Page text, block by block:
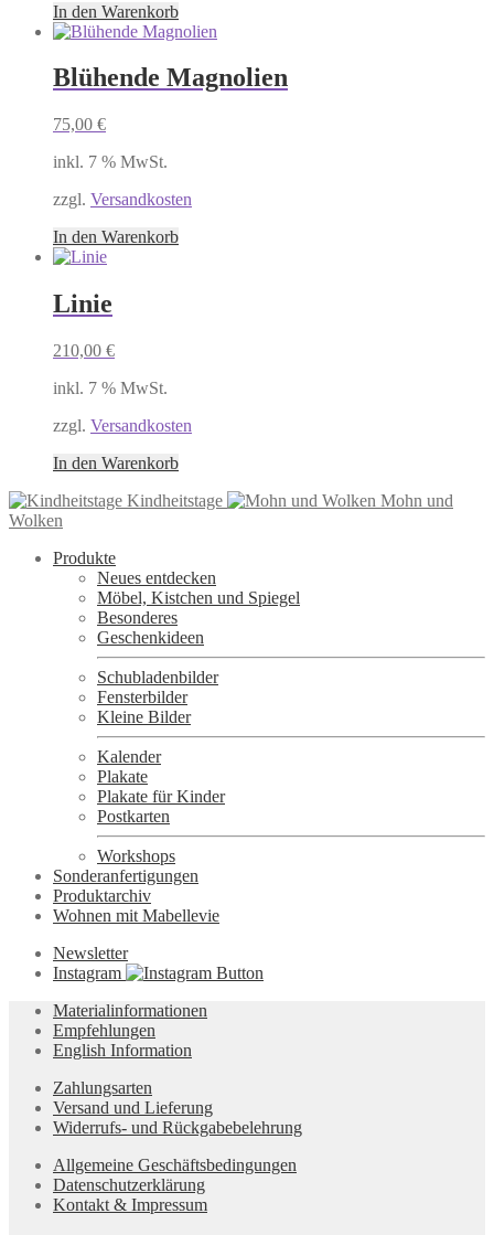
In den Warenkorb
Blühende Magnolien
75,00 €
inkl. 7 % MwSt.
zzgl. Versandkosten
In den Warenkorb
Linie
210,00 €
inkl. 7 % MwSt.
zzgl. Versandkosten
In den Warenkorb
Kindheitstage
Mohn und
Wolken
Produkte
Neues entdecken
Möbel, Kistchen und Spiegel
Besonderes
Geschenkideen
Schubladenbilder
Fensterbilder
Kleine Bilder
Kalender
Plakate
Plakate für Kinder
Postkarten
Workshops
Sonderanfertigungen
Produktarchiv
Wohnen mit Mabellevie
Newsletter
Instagram
Materialinformationen
Empfehlungen
English Information
Zahlungsarten
Versand und Lieferung
Widerrufs- und Rückgabebelehrung
Allgemeine Geschäftsbedingungen
Datenschutzerklärung
Kontakt & Impressum